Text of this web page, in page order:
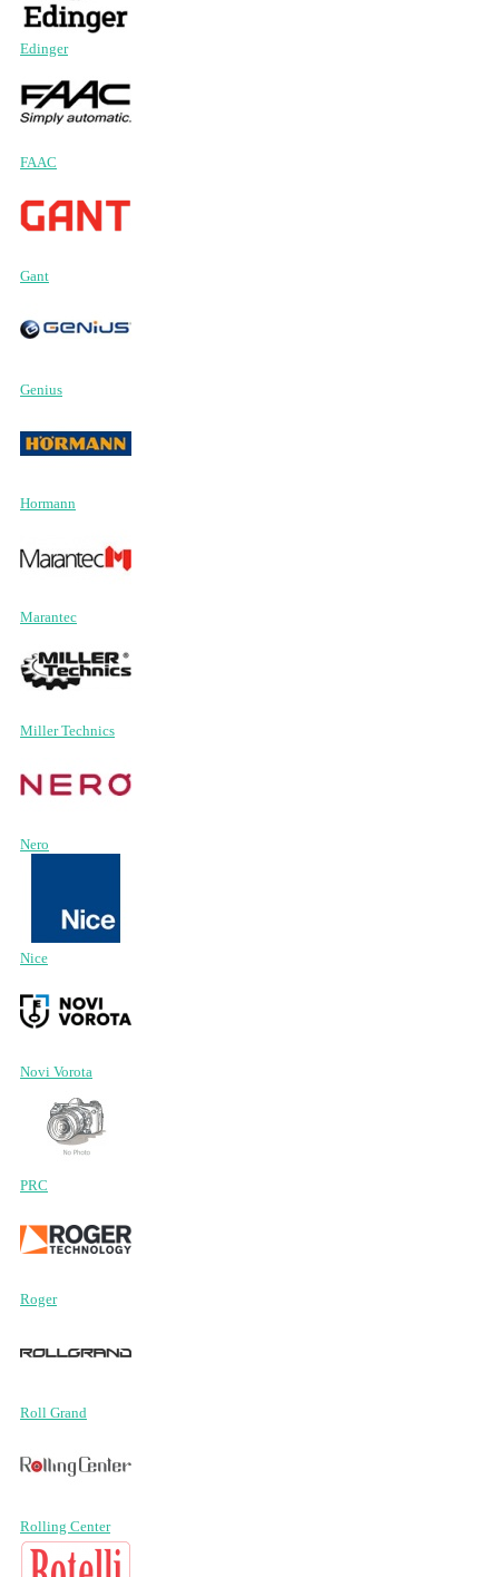
Edinger
FAAC
Gant
Genius
Hormann
Marantec
Miller Technics
Nero
Nice
Novi Vorota
PRC
Roger
Roll Grand
Rolling Center